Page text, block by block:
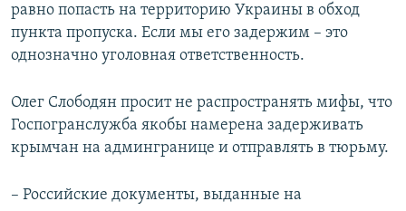
равно попасть на территорию Украины в обход
пункта пропуска. Если мы его задержим – это
однозначно уголовная ответственность.
Олег Слободян просит не распространять мифы, что
Госпогранслужба якобы намерена задерживать
крымчан на админгранице и отправлять в тюрьму.
– Российские документы, выданные на